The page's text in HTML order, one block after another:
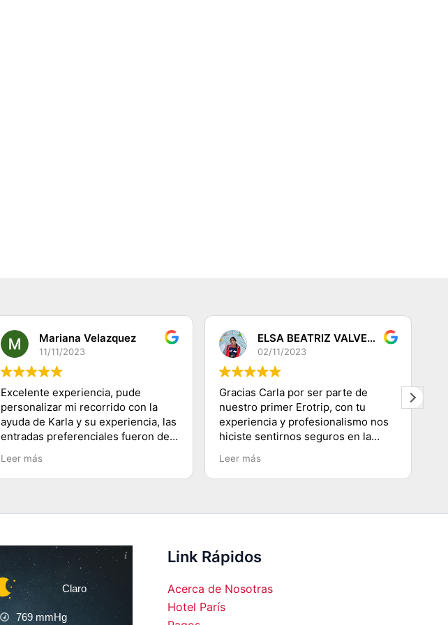
Mariana Velazquez
11/11/2023
Excelente experiencia, pude
personalizar mi recorrido con la
ayuda de Karla y su experiencia, las
entradas preferenciales fueron de
lo mejor te ahorras las filas! Muy
buenos tips y explicaciones de los
lugares visitados. Es hermoso
Leer más
ELSA BEATRIZ VALVERDE DEZA
02/11/2023
Gracias Carla por ser parte de
nuestro primer Erotrip, con tu
experiencia y profesionalismo nos
hiciste sentirnos seguros en la
ciudad Luz, conociendo lugares
emblemáticos, subir a la Torre
Eiffel, recorriendo el Río
Leer más
Claro
769 mmHg
Link Rápidos
Acerca de Nosotras
Hotel París